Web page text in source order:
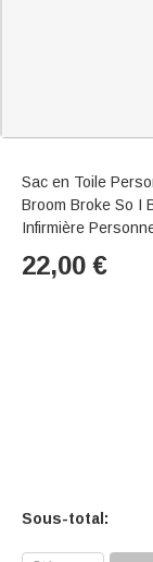
Sac en Toile
Broom Broke So I
Infirmière
22,00 €
Sous-total: